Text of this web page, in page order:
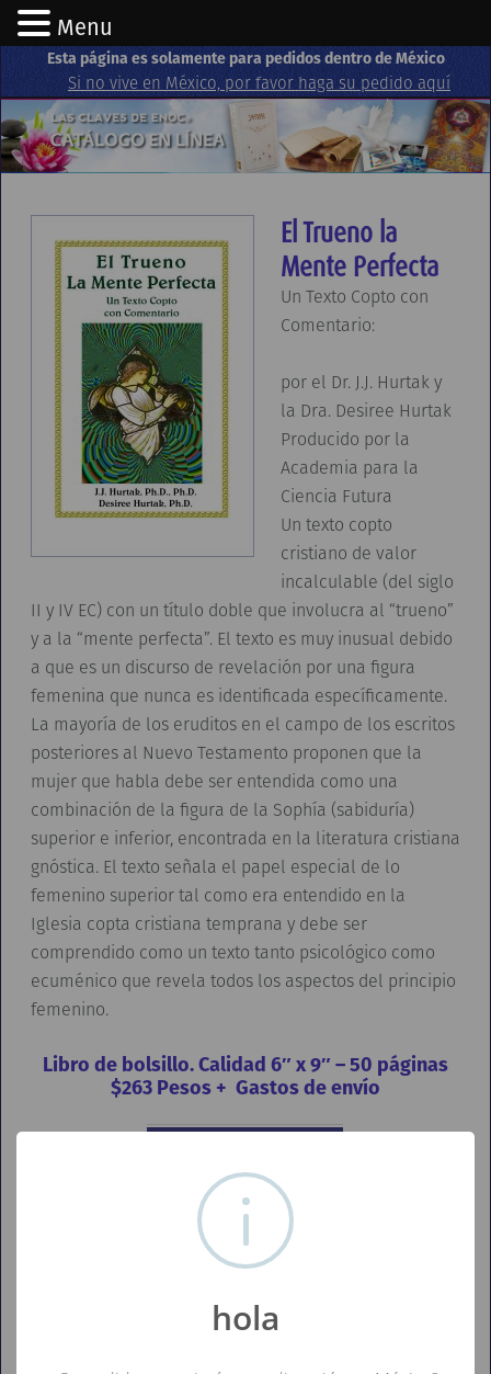
Esta página es solamente para pedidos dentro de México
Si no vive en México, por favor haga su pedido aquí
El Trueno la
Mente Perfecta
Un Texto Copto con
Comentario:
por el Dr. J.J. Hurtak y
la Dra. Desiree Hurtak
Producido por la
Academia para la
Ciencia Futura
Un texto copto
cristiano de valor
incalculable (del siglo
II y IV EC) con un título doble que involucra al “trueno”
y a la “mente perfecta”. El texto es muy inusual debido
a que es un discurso de revelación por una figura
femenina que nunca es identificada específicamente.
La mayoría de los eruditos en el campo de los escritos
posteriores al Nuevo Testamento proponen que la
mujer que habla debe ser entendida como una
combinación de la figura de la Sophía (sabiduría)
superior e inferior, encontrada en la literatura cristiana
gnóstica. El texto señala el papel especial de lo
femenino superior tal como era entendido en la
Iglesia copta cristiana temprana y debe ser
comprendido como un texto tanto psicológico como
ecuménico que revela todos los aspectos del principio
femenino.
Libro de bolsillo. Calidad 6″ x 9″ – 50 páginas
$263 Pesos + Gastos de envío
Los pedidos de este sitio se envían a México solo por
FedEx"
Menu
hola